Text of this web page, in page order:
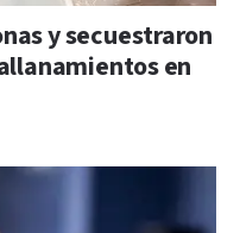
y secuestraron
en